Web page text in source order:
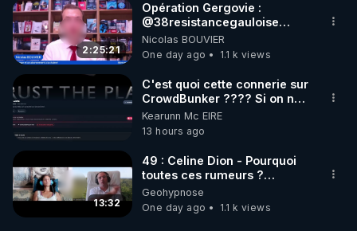
2:25:21
Opération Gergovie :
‪@38resistancegauloise‬
‪@MarionSigautOfficiel‬
‪@gladysriifard5710‬ Laëtitia
Nicolas BOUVIER
One day ago
1.1 k views
C'est quoi cette connerie sur
CrowdBunker ???? Si on ne
peut plus publier, c'est un
peu de la censure. Ne payez
pas les boucliers pour voir
mes vidéos, c'est une
arnaque parce que ma
gratuits. Je préfère la voir
mourir que de voir mes
Kearunn Mc EIRE
13 hours ago
13:32
49 : Celine Dion - Pourquoi
toutes ces rumeurs ?
Enquête sous hypnose
Geohypnose
One day ago
1.1 k views